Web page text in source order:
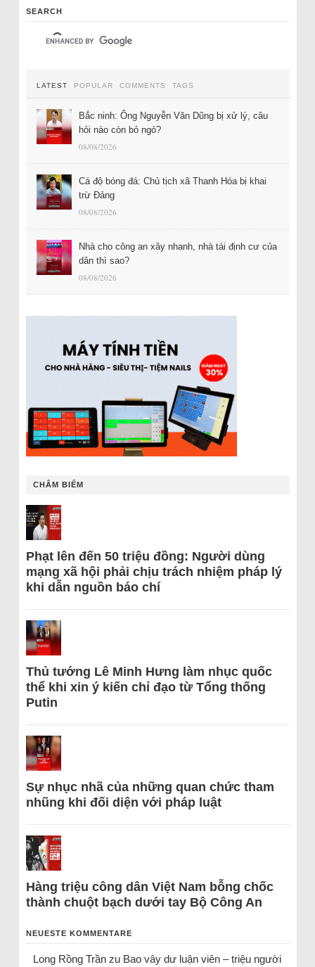
SEARCH
LATEST POPULAR COMMENTS TAGS
Bắc ninh: Ông Nguyễn Văn Dũng bị xử lý, câu
hỏi nào còn bỏ ngỏ?
08/08/2026
Cá độ bóng đá: Chủ tịch xã Thanh Hóa bị khai
trừ Đảng
08/08/2026
Nhà cho công an xây nhanh, nhà tái định cư của
dân thì sao?
08/08/2026
CHÂM BIẾM
Phạt lên đến 50 triệu đồng: Người dùng
mạng xã hội phải chịu trách nhiệm pháp lý
khi dẫn nguồn báo chí
Thủ tướng Lê Minh Hưng làm nhục quốc
thể khi xin ý kiến chỉ đạo từ Tổng thống
Putin
Sự nhục nhã của những quan chức tham
nhũng khi đối diện với pháp luật
Hàng triệu công dân Việt Nam bỗng chốc
thành chuột bạch dưới tay Bộ Công An
NEUESTE KOMMENTARE
Long Rồng Trầnzu Bao vây dư luận viên – triệu người